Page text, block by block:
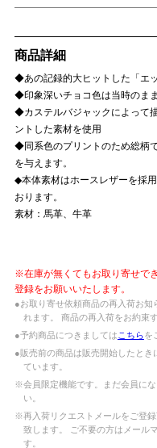
商品詳細
◆あの記録的大ヒットした「エ
◆印象深いチョコ色は当時のま
◆カステルバジャックによって
ントした素材を使用
◆同系色のプリントのため総柄
を与えます。
◆本体素材はホースレザーを採
おります。
素材：馬革、牛革
※在庫が無くてもお取り寄せで
登録をお願いいたします。
●お取り寄せ依頼商品の再入荷お知
れます。 商品の再入荷をお約束
●予約商品につきましては こちらを
●販売前の商品は販売開始したと
ています。
※会員限定機能です。まだ会員に
い。
※再入荷リクエストメールをご登
致します。 ご不要の方はメール
す。